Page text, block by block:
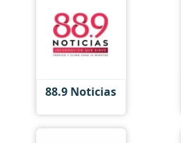
88.9 Noticias